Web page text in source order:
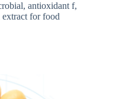
, antioxidant f,
extract for food